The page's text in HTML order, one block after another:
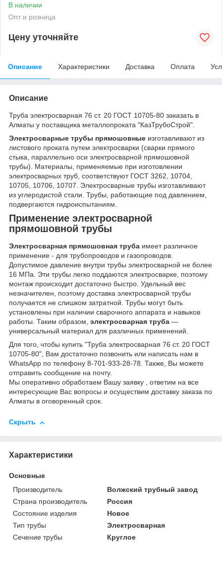
В наличии
Опт и розница
Цену уточняйте
Описание Характеристики Доставка Оплата
Описание
Труба электросварная 76 ст. 20 ГОСТ 10705-80 заказать в
Алматы у поставщика металлопроката "КазТрубоСтрой".
Электросварные трубы прямошовные изготавливают из
листового проката путем электросварки (сварки прямого
стыка, параллельно оси электросварной прямошовной
трубы). Материалы, применяемые при изготовлении
электросварных труб, соответствуют ГОСТ 3262, 10704,
10705, 10706, 10707. Электросварные трубы изготавливают
из углеродистой стали. Трубы, работающие под давлением,
подвергаются гидроиспытаниям.
Применение электросварной
прямошовной трубы
Электросварная прямошовная труба имеет различное
применение - для трубопроводов и газопроводов.
Допустимое давление внутри трубы электросварной не более
16 МПа. Эти трубы легко поддаются электросварке, поэтому
монтаж происходит достаточно быстро. Удельный вес
незначителен, поэтому доставка электросварной трубы
получается не слишком затратной. Трубы могут быть
установлены при наличии сварочного аппарата и навыков
работы. Таким образом, электросварная труба —
универсальный материал для различных применений.
Для того, чтобы купить "Труба электросварная 76 ст. 20 ГОСТ
10705-80", Вам достаточно позвонить или написать нам в
WhatsApp по телефону 8-701-933-28-78. Также, Вы можете
отправить сообщение на почту.
Мы оперативно обработаем Вашу заявку , ответим на все
интересующие Вас вопросы и осуществим доставку заказа по
Алматы в оговоренный срок.
Скрыть
Характеристики
Основные
Производитель
Волжский трубный завод
Страна производитель
Россия
Состояние изделия
Новое
Тип трубы
Электросварная
Сечение трубы
Круглое